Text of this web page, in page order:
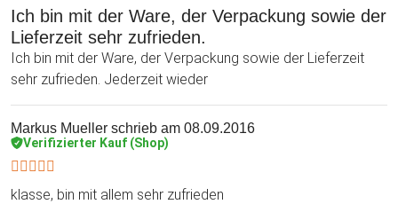
Ich bin mit der Ware, der Verpackung sowie der
Lieferzeit sehr zufrieden.
Ich bin mit der Ware, der Verpackung sowie der Lieferzeit
sehr zufrieden. Jederzeit wieder
Markus Mueller schrieb am 08.09.2016
Verifizierter Kauf (Shop)
klasse, bin mit allem sehr zufrieden